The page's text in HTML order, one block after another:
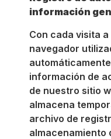
información
Con cada visita
navegador
información de
de nuestro sitio
almacena
archivo de
almacenamiento